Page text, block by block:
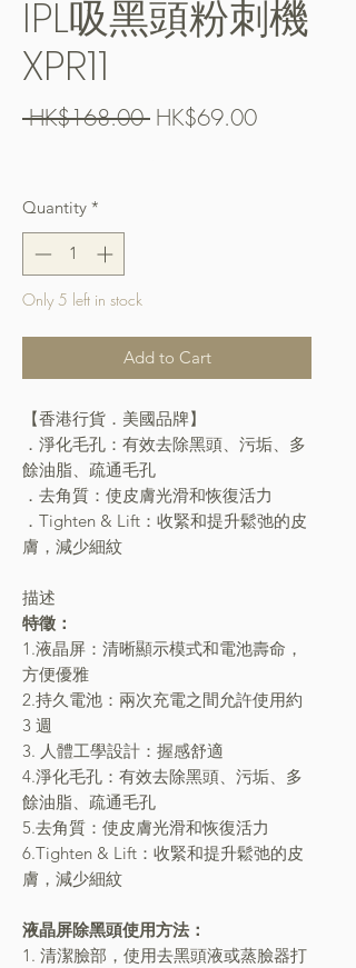
IPL吸黑頭粉刺機
XPR11
HK$168.00 Regular
HK$69.00Sale
Quantity *
Only 5 left in stock
Add to Cart
【香港行貨．美國品牌】
．淨化毛孔：有效去除黑頭、污垢、多
餘油脂、疏通毛孔
．去角質：使皮膚光滑和恢復活力
．Tighten & Lift：收緊和提升鬆弛的皮
膚，減少細紋
描述
特徵：
1.液晶屏：清晰顯示模式和電池壽命，
方便優雅
2.持久電池：兩次充電之間允許使用約
3 週
3. 人體工學設計：握感舒適
4.淨化毛孔：有效去除黑頭、污垢、多
餘油脂、疏通毛孔
5.去角質：使皮膚光滑和恢復活力
6.Tighten & Lift：收緊和提升鬆弛的皮
膚，減少細紋
液晶屏除黑頭使用方法：
1. 清潔臉部，使用去黑頭液或蒸臉器打